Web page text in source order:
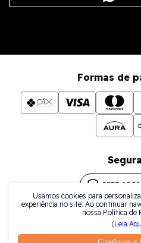
Usamos cookies para
experiência no site. Ao continuar
nossa Política de
(Leia
Formas de
Todos os direitos reservados a